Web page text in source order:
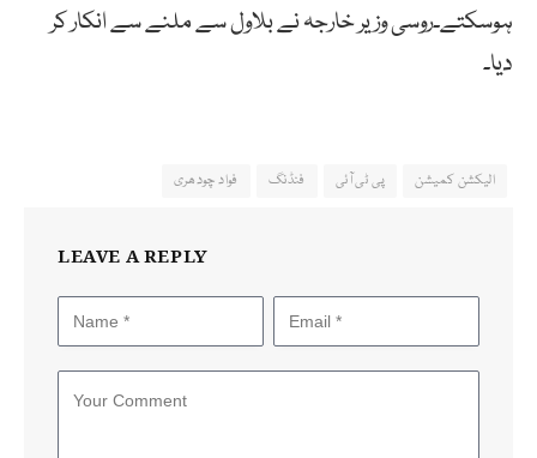
ہوسکتے۔روسی وزیر خارجہ نے بلاول سے ملنے سے انکار کر
دیا۔
الیکشن کمیشن پی ٹی آئی فنڈنگ فواد چودھری
LEAVE A REPLY